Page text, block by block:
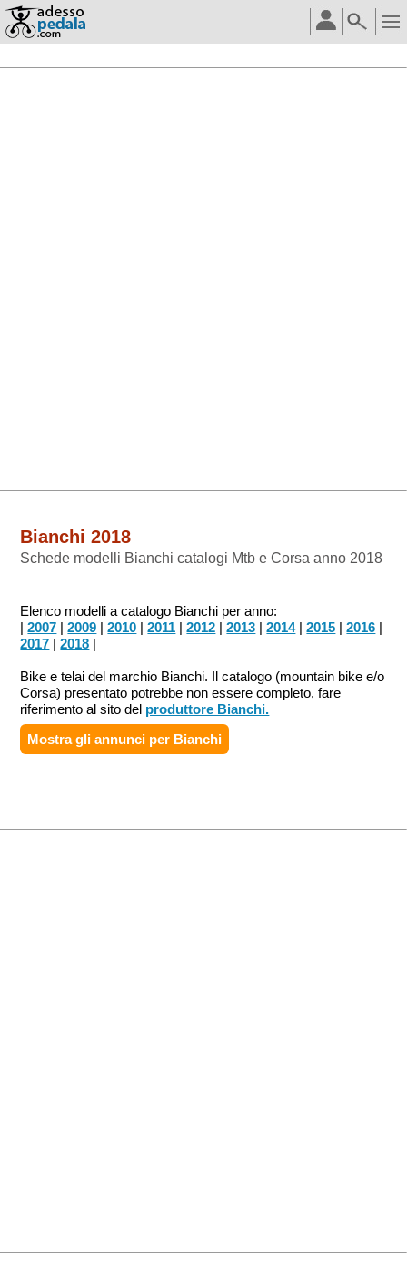
Bianchi 2018
Schede modelli Bianchi catalogi Mtb e Corsa anno 2018
Elenco modelli a catalogo Bianchi per anno:
|2007 |2009 |2010 |2011 |2012 |2013 |2014|2015 |2016 |
2017 |2018 |
Bike e telai del marchio Bianchi. Il catalogo (mountain bike e/o
Corsa) presentato potrebbe non essere completo, fare
riferimento al sito del produttore Bianchi.
Mostra gli annunci per Bianchi